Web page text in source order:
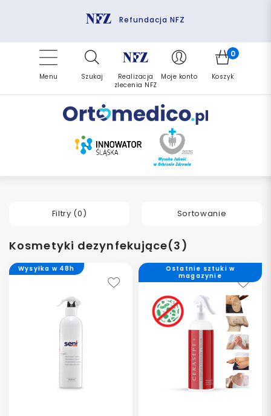
Darmowa dostawa
Pomoc fizjoterapeuty
Finansowanie PFRON
Refundacja NFZ
Zrealizuj zlecenie ponownie
Menu Szukaj
Realizacja
zlecenia NFZ
Moje konto
0
Koszyk
Filtry (0) Sortowanie
Kosmetyki dezynfekujące(3)
Wysyłka w 48h
Ostatnie sztuki w
magazynie